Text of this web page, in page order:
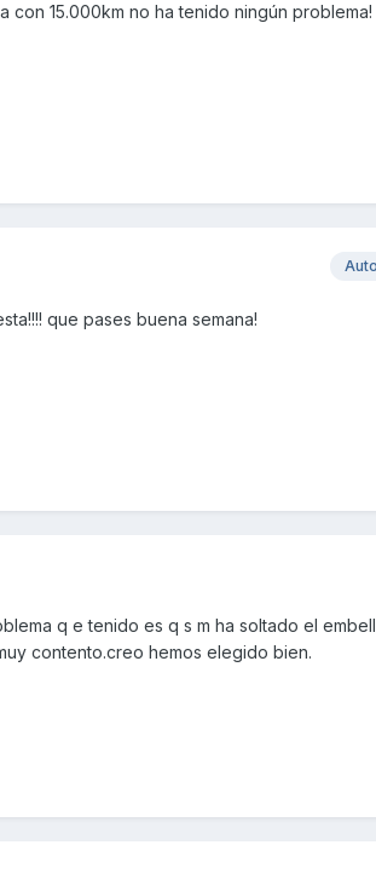
con 15.000km no ha tenido ningún problema!
que pases buena semana!
q e tenido es q s m ha soltado el
contento.creo hemos elegido bien.